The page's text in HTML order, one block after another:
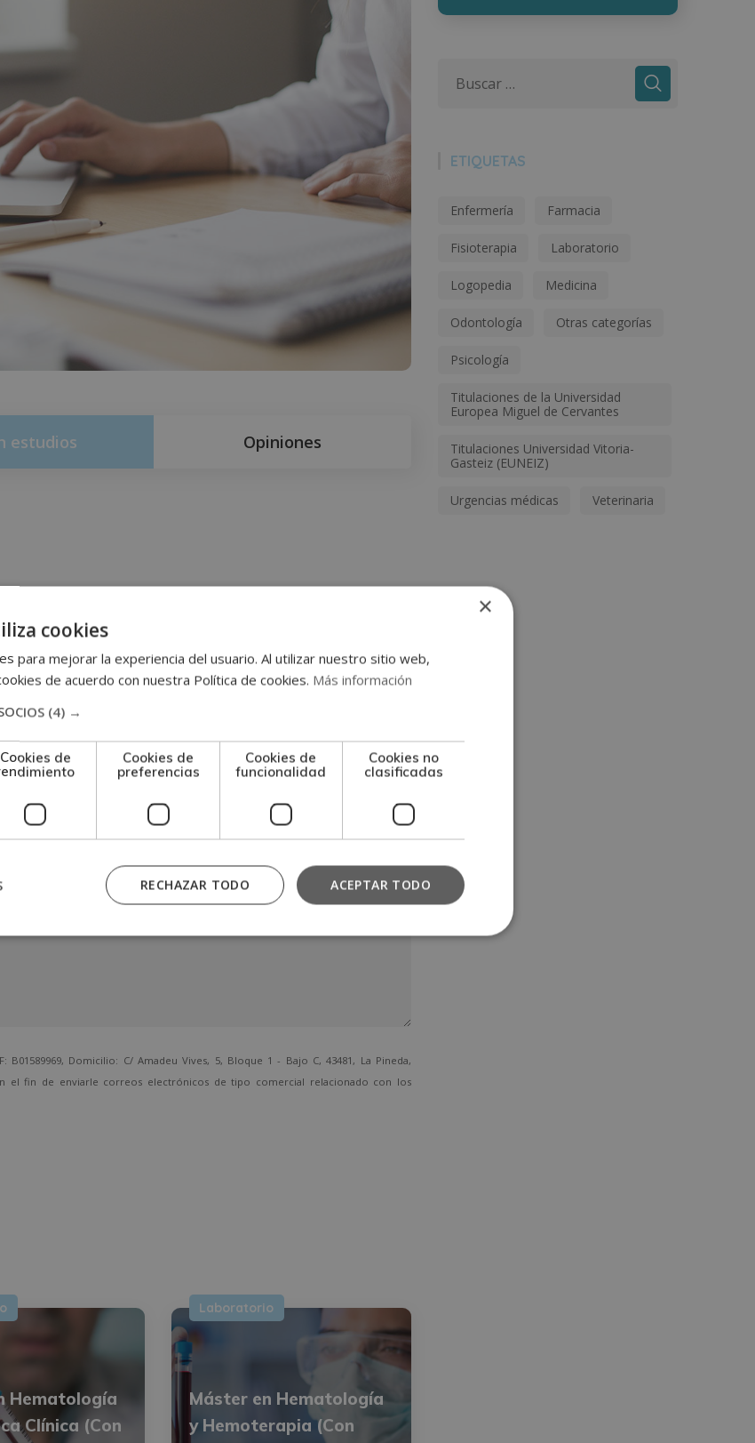
estudios Opiniones
B01589969, Domicilio: C/ Amadeu Vives, 5, Bloque 1 - Bajo C, 43481, La Pineda,
el fin de enviarle correos electrónicos de tipo comercial relacionado con los
a la dirección direccion@grupotarraco.com.
Hematología
Clínica (Con
Laboratorio
Máster en Hematología
y Hemoterapia (Con
ETIQUETAS
Enfermería Farmacia
Fisioterapia Laboratorio
Logopedia Medicina
Odontología Otras categorías
Psicología
Titulaciones de la Universidad
Europea Miguel de Cervantes
Titulaciones Universidad Vitoria-
Gasteiz (EUNEIZ)
Urgencias médicas Veterinaria
×
cookies
para mejorar la experiencia del usuario. Al utilizar nuestro sitio web,
de acuerdo con nuestra Política de cookies. Más información
(4) →
Cookies de
Cookies de
preferencias
Cookies de
funcionalidad
Cookies no
clasificadas
ACEPTAR TODO
RECHAZAR TODO